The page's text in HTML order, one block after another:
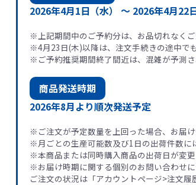
2026年4月1日（水） ～ 2026年4月22
※上記期間中のご予約分は、お品切れなくご
※4月23日(木)以降は、注文手続きの途中で
※ご予約推奨期間終了間近は、混雑が予測
商品発送時期
2026年8月より順次発送予定
※ご注文が予定数量を上回った場合、お届
※月ごとの生産可能数及び1日の出荷件数に
※本商品または同時購入商品の出荷日が変
※お届け時期に関する個別のお問い合わせに
ご注文の状況は「アカウントページ>注文履